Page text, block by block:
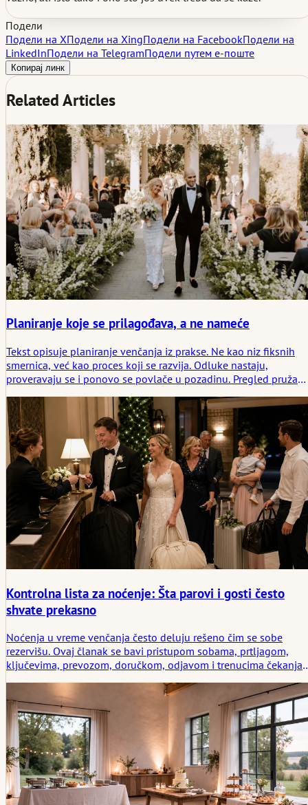
Подели
Подели на XПодели на XingПодели на FacebookПодели на
LinkedInПодели на TelegramПодели путем е-поште
Копирај линк
Related Articles
Planiranje koje se prilagođava, a ne nameće
Tekst opisuje planiranje venčanja iz prakse. Ne kao niz fiksnih
smernica, već kao proces koji se razvija. Odluke nastaju,
proveravaju se i ponovo se povlače u pozadinu. Pregled pruža
vidi.
Kontrolna lista za noćenje: Šta parovi i gosti često
shvate prekasno
Noćenja u vreme venčanja često deluju rešeno čim se sobe
rezervišu. Ovaj članak se bavi pristupom sobama, prtljagom,
ključevima, prevozom, doručkom, odjavom i trenucima čekanja